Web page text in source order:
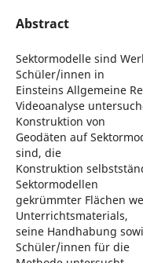
Abstract
Sektormodelle sind
Schüler/innen in
Einsteins Allgemeine
Videoanalyse
Konstruktion von
Geodäten auf
sind, die
Konstruktion
Sektormodellen
gekrümmter Flächen
Unterrichtsmaterials,
seine Handhabung
Schüler/innen für die